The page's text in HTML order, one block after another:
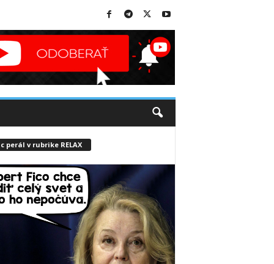
perál v rubrike RELAX